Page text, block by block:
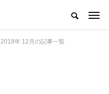
2018年 12月の記事一覧